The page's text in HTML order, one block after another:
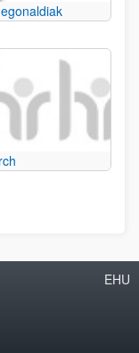
EHU